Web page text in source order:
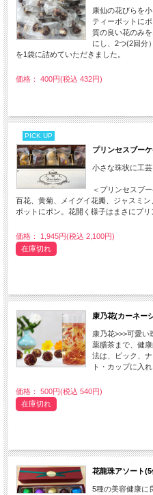
康仙の花びらを
ティーポットに
質の良い花のみ
にし、2つ(2回分）
を1袋に詰めていただきました。
価格： 400円(税込 432円)
PICK UP
プリンセスブー
小さな珠状に工芸
＜プリンセスブ
百花、黄菊、メイグイ花瓣、ジャスミン
ポットにポン。花開く様子はまさにプリ
価格： 1,945円(税込 2,100円)
在庫切れ
康乃花(カーネー
康乃花>>>可愛い
薬膳茶まで、健
法は、ピック、
ト・カップに入
価格： 500円(税込 540円)
在庫切れ
花龍珠アソート(5
5種の美容健康に